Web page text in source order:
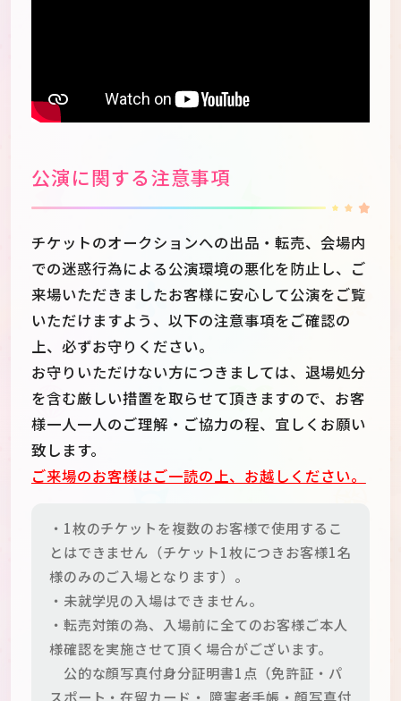
公演に関する注意事項
チケットのオークションへの出品・転売、会場内
での迷惑行為による公演環境の悪化を防止し、ご
来場いただきましたお客様に安心して公演をご覧
いただけますよう、以下の注意事項をご確認の
上、必ずお守りください。
お守りいただけない方につきましては、退場処分
を含む厳しい措置を取らせて頂きますので、お客
様一人一人のご理解・ご協力の程、宜しくお願い
致します。
ご来場のお客様はご一読の上、お越しください。
・1枚のチケットを複数のお客様で使用するこ
とはできません（チケット1枚につきお客様1名
様のみのご入場となります）。
・未就学児の入場はできません。
・転売対策の為、入場前に全てのお客様ご本人
様確認を実施させて頂く場合がございます。
公的な顔写真付身分証明書1点（免許証・パ
スポート・在留カード・ 障害者手帳・顔写真付